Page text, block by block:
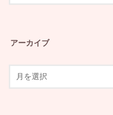
アーカイブ